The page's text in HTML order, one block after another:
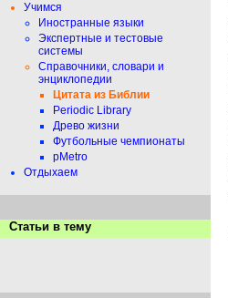
Учимся
Иностранные языки
Экспертные и тестовые
системы
Справочники, словари и
энциклопедии
Цитата из Библии
Periodic Library
Древо жизни
Футбольные чемпионаты
pMetro
Отдыхаем
Статьи в тему